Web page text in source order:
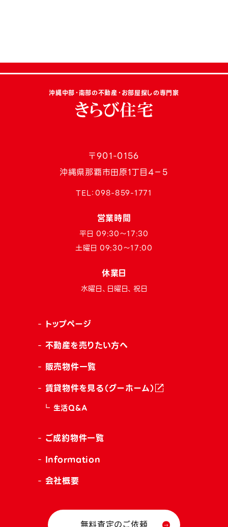
沖縄中部・南部の不動産・お部屋探しの専門家
〒901-0156
沖縄県那覇市田原1丁目4−5
TEL：098-859-1771
営業時間
平日 09:30〜17:30
土曜日 09:30〜17:00
休業日
水曜日、日曜日、祝日
トップページ
不動産を売りたい方へ
販売物件一覧
賃貸物件を見る（グーホーム）
生活Q&A
ご成約物件一覧
Information
会社概要